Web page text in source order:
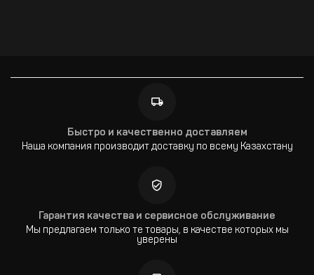
Быстро и качественно доставляем
Наша компания производит доставку по всему Казахстану
Гарантия качества и сервисное обслуживание
Мы предлагаем только те товары, в качестве которых мы
уверены